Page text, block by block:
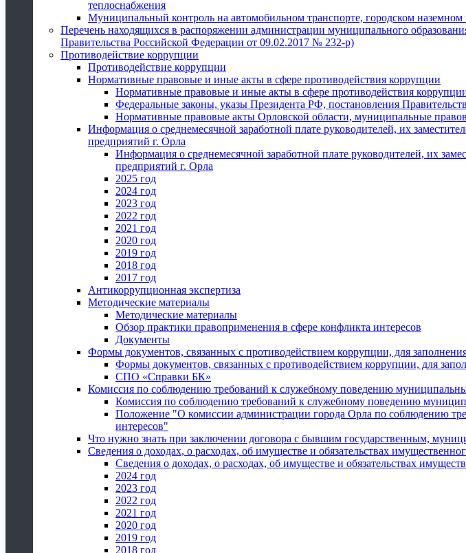
теплоснабжения
Муниципальный контроль на автомобильном транспорте, городском наземном
Перечень находящихся в распоряжении администрации муниципального
Правительства Российской Федерации от 09.02.2017 № 232-р)
Противодействие коррупции
Противодействие коррупции
Нормативные правовые и иные акты в сфере противодействия коррупции
Нормативные правовые и иные акты в сфере противодействия
Федеральные законы, указы Президента РФ, постановления
Нормативные правовые акты Орловской области, муниципальные
Информация о среднемесячной заработной плате руководителей, их
предприятий г. Орла
Информация о среднемесячной заработной плате руководителей, их
предприятий г. Орла
2025 год
2024 год
2023 год
2022 год
2021 год
2020 год
2019 год
2018 год
2017 год
Антикоррупционная экспертиза
Методические материалы
Методические материалы
Обзор практики правоприменения в сфере конфликта интересов
Документы
Формы документов, связанных с противодействием коррупции, для
Формы документов, связанных с противодействием коррупции, для
СПО «Справки БК»
Комиссия по соблюдению требований к служебному поведению
Комиссия по соблюдению требований к служебному поведению
Положение "О комиссии администрации города Орла по соблюдению
интересов"
Что нужно знать при заключении договора с бывшим государственным,
Сведения о доходах, о расходах, об имуществе и обязательствах
Сведения о доходах, о расходах, об имуществе и обязательствах
2024 год
2023 год
2022 год
2021 год
2020 год
2019 год
2018 год